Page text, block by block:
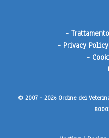
-
- Privacy
-
-
© 2007 - 2026 Ordine dei